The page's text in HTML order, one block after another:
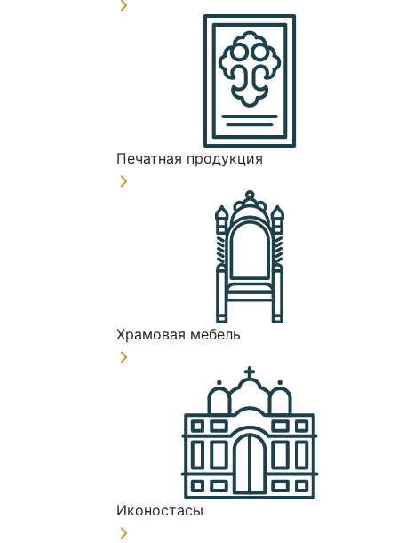
Печатная продукция
Храмовая мебель
Иконостасы